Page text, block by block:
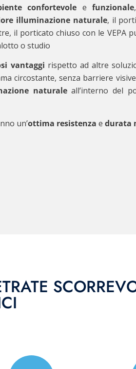
confortevole efunzionale
illuminazione naturale, il
il porticato chiuso con le VEPA
o studio
vantaggi rispetto ad altre
circostante, senza barriere
naturaleall’interno del
un’ottima resistenza e durata